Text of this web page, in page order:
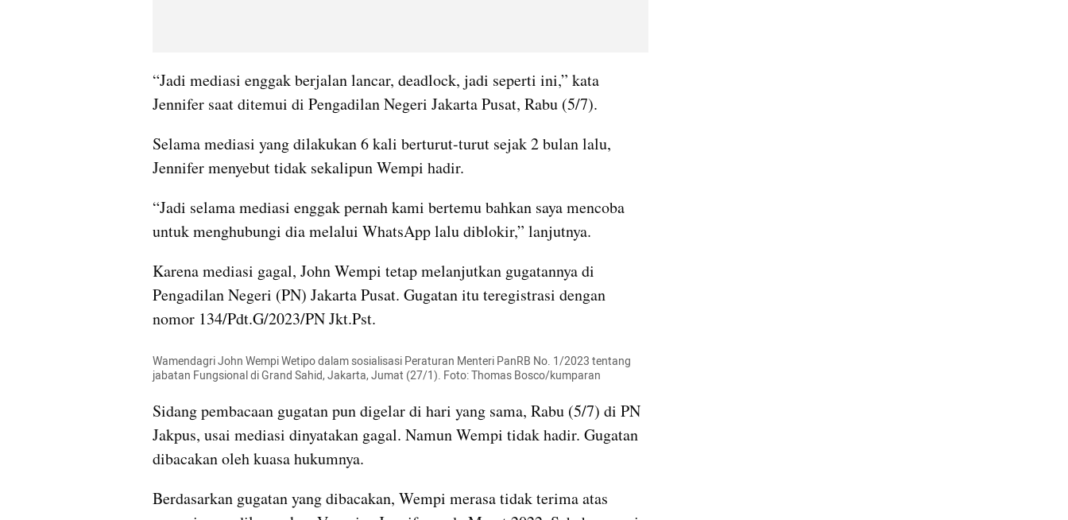
“Jadi mediasi enggak berjalan lancar, deadlock, jadi seperti ini,” kata
Jennifer saat ditemui di Pengadilan Negeri Jakarta Pusat, Rabu (5/7).
Selama mediasi yang dilakukan 6 kali berturut-turut sejak 2 bulan lalu,
Jennifer menyebut tidak sekalipun Wempi hadir.
“Jadi selama mediasi enggak pernah kami bertemu bahkan saya mencoba
untuk menghubungi dia melalui WhatsApp lalu diblokir,” lanjutnya.
Karena mediasi gagal, John Wempi tetap melanjutkan gugatannya di
Pengadilan Negeri (PN) Jakarta Pusat. Gugatan itu teregistrasi dengan
nomor 134/Pdt.G/2023/PN Jkt.Pst.
Wamendagri John Wempi Wetipo dalam sosialisasi Peraturan Menteri PanRB No. 1/2023 tentang
jabatan Fungsional di Grand Sahid, Jakarta, Jumat (27/1). Foto: Thomas Bosco/kumparan
Sidang pembacaan gugatan pun digelar di hari yang sama, Rabu (5/7) di PN
Jakpus, usai mediasi dinyatakan gagal. Namun Wempi tidak hadir. Gugatan
dibacakan oleh kuasa hukumnya.
Berdasarkan gugatan yang dibacakan, Wempi merasa tidak terima atas